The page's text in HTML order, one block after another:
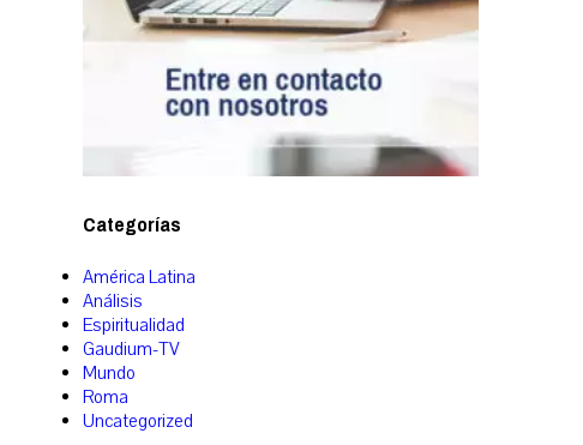
Categorías
América Latina
Análisis
Espiritualidad
Gaudium-TV
Mundo
Roma
Uncategorized